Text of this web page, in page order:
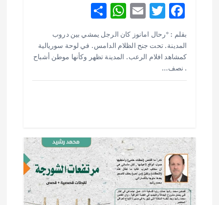
F
ac
e
b
o
T
w
it
te
E
m
ai
l
W
h
at
s
S
ar
e
بقلم : *رحال امانوز كان الرجل يمشي بين دروب
المدينة . تحت جنح الظلام الدامس . في لوحة سوريالية
كمشاهد افلام الرعب . المدينة تظهر وكأنها موطن أشباح
. نصف…